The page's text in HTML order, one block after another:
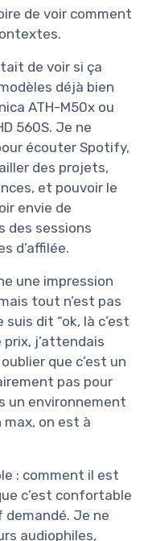
de voir comment
de voir si ça
déjà bien
ATH-M50x ou
560S. Je ne
écouter Spotify,
des projets,
et pouvoir le
envie de
des sessions
d’affilée.
une impression
tout n’est pas
dit “ok, là c’est
prix, j’attendais
que c’est un
pas pour
un environnement
on est à
: comment il est
c’est confortable
demandé. Je ne
audiophiles,